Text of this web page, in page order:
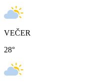
VEČER
28°